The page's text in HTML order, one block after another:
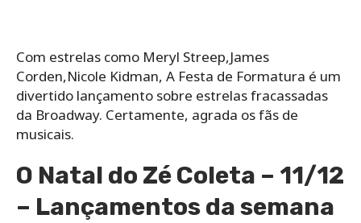
Com estrelas como Meryl Streep,James
Corden,Nicole Kidman, A Festa de Formatura é um
divertido lançamento sobre estrelas fracassadas
da Broadway. Certamente, agrada os fãs de
musicais.
O Natal do Zé Coleta – 11/12
– Lançamentos da semana